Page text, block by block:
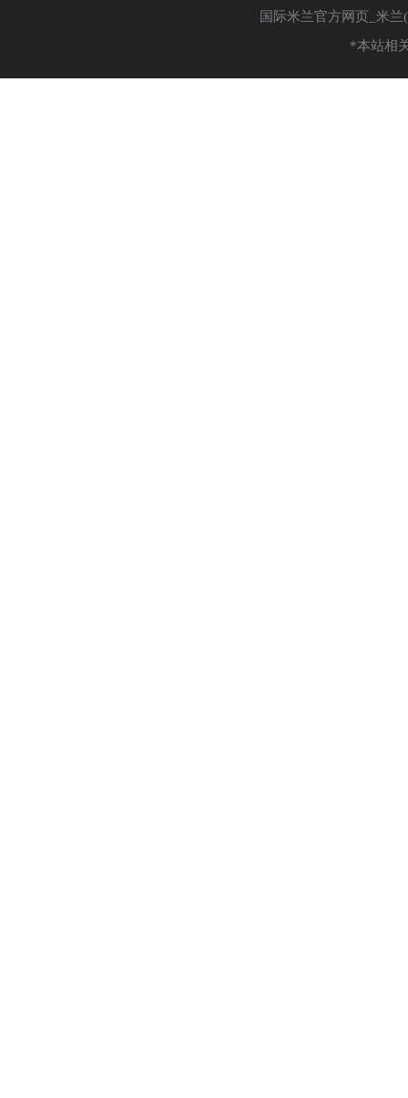
国际米兰官方网页_米
*本站相